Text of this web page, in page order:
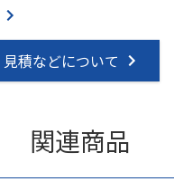
積などについて
関連商品